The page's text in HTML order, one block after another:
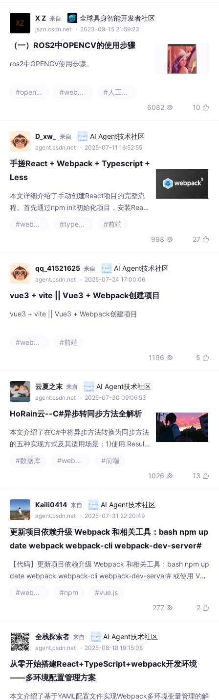
X Z 来自 全球具身智能开发者社区
jszn.csdn.net · 2023-09-15 21:59:23
（一）ROS2中OPENCV的使用步骤
ros2中OPENCV使用步骤。
6082  10 
D_xw_ 来自 AI Agent技术社区
agent.csdn.net · 2025-07-11 16:52:55
手搓React + Webpack + Typescript +
Less
本文详细介绍了手动创建React项目的完整流
程。首先通过npm init初始化项目，安装Reac
核心依赖。接着配置目录结构，创建必要的项
k配置细节，包括开发服务器设置、各类文件lo
ader配置以及HTML模板处理
#前端
998  27 
qq_41521625 来自 AI Agent技术社区
agent.csdn.net · 2025-07-24 17:00:06
vue3 + vite || Vue3 + Webpack创建项目
vue3 + vite || Vue3 + Webpack创建项目
#前端
1196  5 
云夏之末 来自 AI Agent技术社区
agent.csdn.net · 2025-07-30 09:06:53
HoRain云--C#异步转同步方法全解析
本文介绍了在C#中将异步方法转换为同步方法
的五种实现方式及其适用场景：1)使用.Result
装异步方法；4)使用AutoResetEvent/Manual
特别提醒在UI线程或ASP.NET环境中要避免直
接使用.Result或.Wait()。文章推荐优先
#数据库
#前端
1026  13 
Kaili0414 来自 AI Agent技术社区
agent.csdn.net · 2025-07-31 22:20:49
更新项目依赖升级 Webpack 和相关工具：bash npm up
date webpack webpack-cli webpack-dev-server#
【代码】更新项目依赖升级 Webpack 和相关工具：bash npm up
date webpack webpack-cli webpack-dev-server# 或使用 Vue
#npm
#vue.js
277  2 
全栈探索者 来自 AI Agent技术社区
agent.csdn.net · 2025-08-18 19:15:08
从零开始搭建React+TypeScript+webpack开发环境
——多环境配置管理方案
本文介绍了基于YAML配置文件实现Webpack多环境变量管理的解